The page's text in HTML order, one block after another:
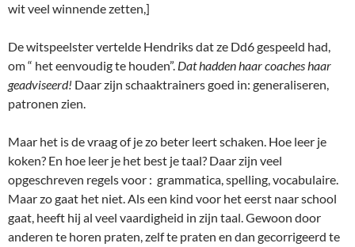
wit veel winnende zetten,]
De witspeelster vertelde Hendriks dat ze Dd6 gespeeld had,
om “ het eenvoudig te houden”. Dat hadden haar coaches haar
geadviseerd! Daar zijn schaaktrainers goed in: generaliseren,
patronen zien.
Maar het is de vraag of je zo beter leert schaken. Hoe leer je
koken? En hoe leer je het best je taal? Daar zijn veel
opgeschreven regels voor : grammatica, spelling, vocabulaire.
Maar zo gaat het niet. Als een kind voor het eerst naar school
gaat, heeft hij al veel vaardigheid in zijn taal. Gewoon door
anderen te horen praten, zelf te praten en dan gecorrigeerd te